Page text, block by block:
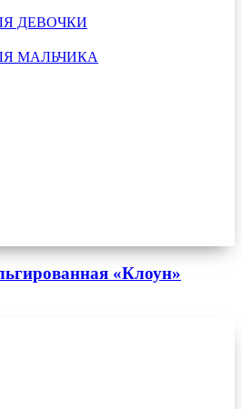
ДЕВОЧКИ
МАЛЬЧИКА
«Клоун»